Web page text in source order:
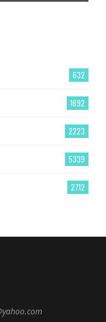
632
1692
2223
5339
2712